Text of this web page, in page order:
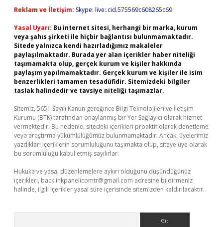
Reklam ve İletişim: Skype: live:.cid.575569c608265c69
Yasal Uyarı: Bu internet sitesi, herhangi bir marka, kurum
veya şahıs şirketi ile hiçbir bağlantısı bulunmamaktadır.
Sitede yalnızca kendi hazırladığımız makaleler
paylaşılmaktadır. Burada yer alan içerikler haber niteliği
taşımamakta olup, gerçek kurum ve kişiler hakkında
paylaşım yapılmamaktadır. Gerçek kurum ve kişiler ile isim
benzerlikleri tamamen tesadüfidir. Sitemizdeki bilgiler
taslak halindedir ve tavsiye niteliği taşımazlar.
Sitemiz, 5651 Sayılı Kanun gereğince Bilgi Teknolojileri ve İletişim
Kurumu (BTK) tarafından onaylanmış bir Yer Sağlayıcı olarak hizmet
vermektedir. Bu nedenle, sitedeki içerikleri proaktif olarak denetleme
veya araştırma yükümlülüğümüz bulunmamaktadır. Ancak, üyelerimiz
yazdıkları içeriklerin sorumluluğunu taşımakta olup, siteye üye olarak
bu sorumluluğu kabul etmiş sayılırlar.
Hukuka ve yasal düzenlemelere aykırı olduğunu düşündüğünüz
içerikleri, backlinkpanelicomtr@gmail.com adresine bildirmeniz
halinde, ilgili içerikler yasal süre içerisinde sitemizden kaldırılacaktır.